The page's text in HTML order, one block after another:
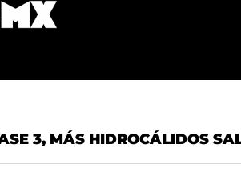
3, MÁS HIDROCÁLIDOS